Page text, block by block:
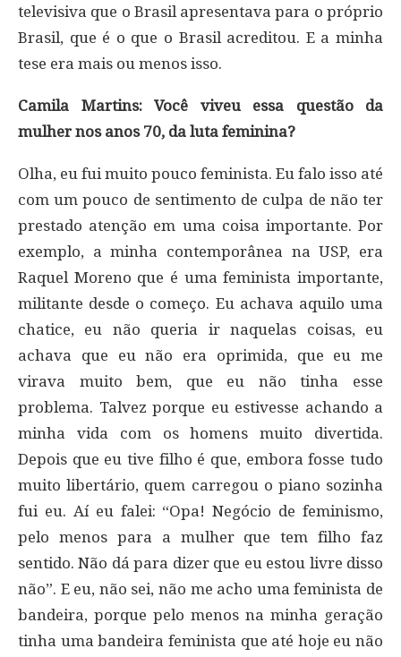
televisiva que o Brasil apresentava para o próprio
Brasil, que é o que o Brasil acreditou. E a minha
tese era mais ou menos isso.
Camila Martins: Você viveu essa questão da
mulher nos anos 70, da luta feminina?
Olha, eu fui muito pouco feminista. Eu falo isso até
com um pouco de sentimento de culpa de não ter
prestado atenção em uma coisa importante. Por
exemplo, a minha contemporânea na USP, era
Raquel Moreno que é uma feminista importante,
militante desde o começo. Eu achava aquilo uma
chatice, eu não queria ir naquelas coisas, eu
achava que eu não era oprimida, que eu me
virava muito bem, que eu não tinha esse
problema. Talvez porque eu estivesse achando a
minha vida com os homens muito divertida.
Depois que eu tive filho é que, embora fosse tudo
muito libertário, quem carregou o piano sozinha
fui eu. Aí eu falei: “Opa! Negócio de feminismo,
pelo menos para a mulher que tem filho faz
sentido. Não dá para dizer que eu estou livre disso
não”. E eu, não sei, não me acho uma feminista de
bandeira, porque pelo menos na minha geração
tinha uma bandeira feminista que até hoje eu não